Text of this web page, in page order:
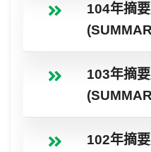
104年摘
103年摘
102年摘